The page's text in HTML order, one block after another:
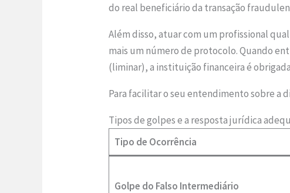
do real beneficiário da transação
Além disso, atuar com um profissional
mais um número de protocolo. Quando
(liminar), a instituição financeira é
Para facilitar o seu entendimento sobre a
Tipos de golpes e a resposta jurídica
Tipo de Ocorrência
Golpe do Falso Intermediário